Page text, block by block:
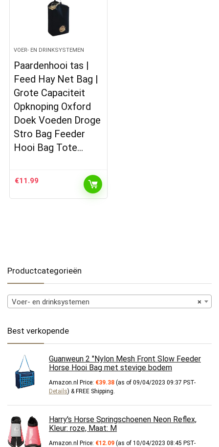
VOER- EN DRINKSYSTEMEN
Paardenhooi tas |
Feed Hay Net Bag |
Grote Capaciteit
Opknoping Oxford
Doek Voeden Droge
Stro Bag Feeder
Hooi Bag Tote…
€11.99
Productcategorieën
×
Voer- en drinksystemen
Best verkopende
Guanweun 2 "Nylon Mesh Front Slow Feeder
Horse Hooi Bag met stevige bodem
Amazon.nl Price: €39.38 (as of 09/04/2023 09:37 PST-
Details) &FREE Shipping.
Harry's Horse Springschoenen Neon Reflex,
Kleur: roze, Maat: M
Amazon.nl Price: €12.09 (as of 10/04/2023 08:45 PST-